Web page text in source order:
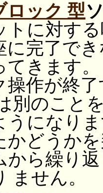
ロック 型
トに対す
に完了で
てきます
操作が終
別のこと
うになり
かどうか
から繰り
ません。